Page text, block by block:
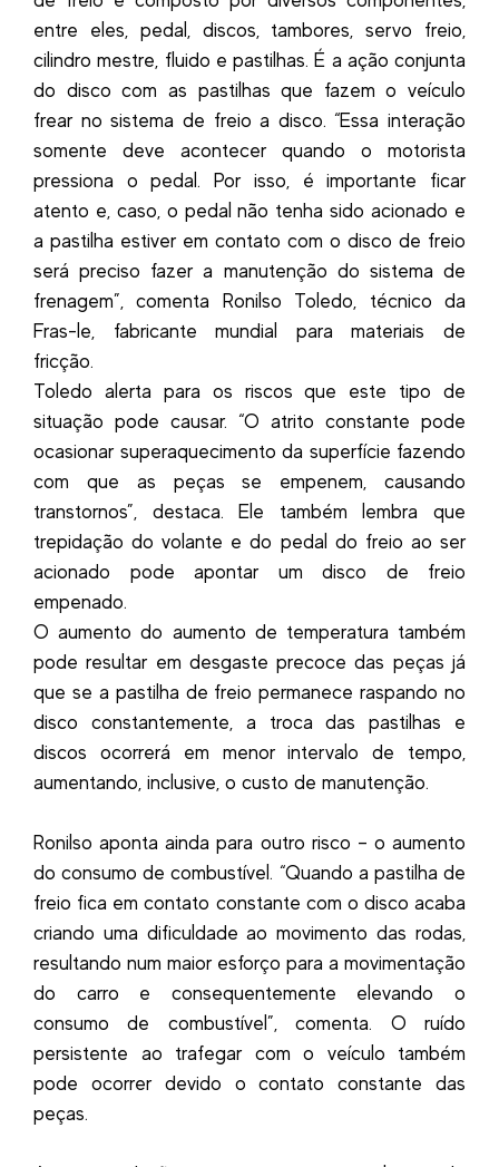
entre eles, pedal, discos, tambores, servo freio,
cilindro mestre, fluido e pastilhas. É a ação conjunta
do disco com as pastilhas que fazem o veículo
frear no sistema de freio a disco. “Essa interação
somente deve acontecer quando o motorista
pressiona o pedal. Por isso, é importante ficar
atento e, caso, o pedal não tenha sido acionado e
a pastilha estiver em contato com o disco de freio
será preciso fazer a manutenção do sistema de
frenagem”, comenta Ronilso Toledo, técnico da
Fras-le, fabricante mundial para materiais de
fricção.
Toledo alerta para os riscos que este tipo de
situação pode causar. “O atrito constante pode
ocasionar superaquecimento da superfície fazendo
com que as peças se empenem, causando
transtornos”, destaca. Ele também lembra que
trepidação do volante e do pedal do freio ao ser
acionado pode apontar um disco de freio
empenado.
O aumento do aumento de temperatura também
pode resultar em desgaste precoce das peças já
que se a pastilha de freio permanece raspando no
disco constantemente, a troca das pastilhas e
discos ocorrerá em menor intervalo de tempo,
aumentando, inclusive, o custo de manutenção.
Ronilso aponta ainda para outro risco – o aumento
do consumo de combustível. “Quando a pastilha de
freio fica em contato constante com o disco acaba
criando uma dificuldade ao movimento das rodas,
resultando num maior esforço para a movimentação
do carro e consequentemente elevando o
consumo de combustível”, comenta. O ruído
persistente ao trafegar com o veículo também
pode ocorrer devido o contato constante das
peças.